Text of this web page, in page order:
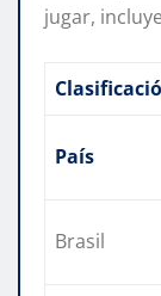
jugar,
País
Brasil